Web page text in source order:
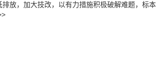
放，加大技改，以有力措施积极破解难题，标